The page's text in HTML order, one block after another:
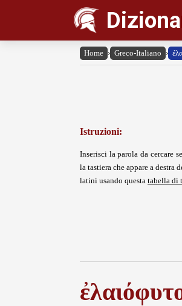
Home › Greco-Italiano ›
Istruzioni:
Inserisci la parola da cercare
la tastiera che appare a destra
latini usando questa tabella di